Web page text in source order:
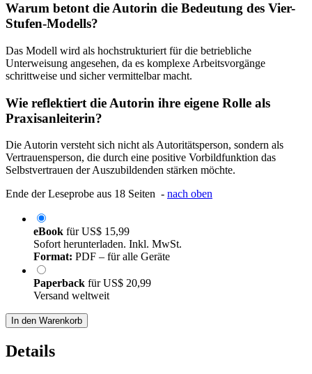
Warum betont die Autorin die Bedeutung des Vier-
Stufen-Modells?
Das Modell wird als hochstrukturiert für die betriebliche
Unterweisung angesehen, da es komplexe Arbeitsvorgänge
schrittweise und sicher vermittelbar macht.
Wie reflektiert die Autorin ihre eigene Rolle als
Praxisanleiterin?
Die Autorin versteht sich nicht als Autoritätsperson, sondern als
Vertrauensperson, die durch eine positive Vorbildfunktion das
Selbstvertrauen der Auszubildenden stärken möchte.
Ende der Leseprobe aus 18 Seiten - nach oben
eBook fürUS$ 15,99
Sofort herunterladen. Inkl. MwSt.
Format: PDF – für alle Geräte
Paperback fürUS$ 20,99
Versand weltweit
In den Warenkorb
Details